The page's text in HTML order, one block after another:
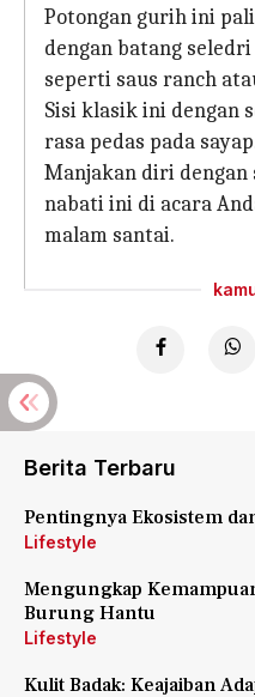
Potongan gurih ini
dengan batang
seperti saus ranch
Sisi klasik ini dengan
rasa pedas pada
Manjakan diri
nabati ini di acara
malam santai.
Berita Terbaru
Pentingnya Ekosistem
Lifestyle
Mengungkap
Burung Hantu
Lifestyle
Kulit Badak: Keajaiban